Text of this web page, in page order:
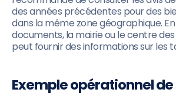
des années précédentes pour des
dans la même zone géographique.
documents, la mairie ou le centre
peut fournir des informations sur les
Exemple opérationnel